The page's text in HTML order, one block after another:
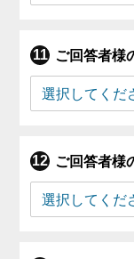
ご回答者様
ご回答者様